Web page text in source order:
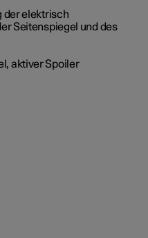
der elektrisch
Seitenspiegel und des
aktiver Spoiler